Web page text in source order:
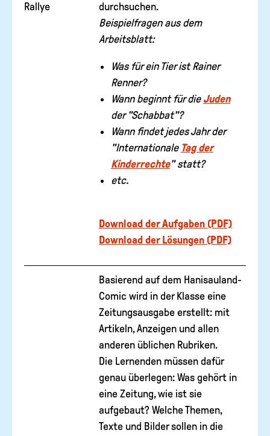
Rallye
durchsuchen.
Beispielfragen aus dem
Arbeitsblatt:
Was für ein Tier ist Rainer
Renner?
Wann beginnt für die Juden
der "Schabbat"?
Wann findet jedes Jahr der
"Internationale Tag der
Kinderrechte" statt?
etc.
Download der Aufgaben (PDF)
Download der Lösungen (PDF)
Basierend auf dem Hanisauland-
Comic wird in der Klasse eine
Zeitungsausgabe erstellt: mit
Artikeln, Anzeigen und allen
anderen üblichen Rubriken.
Die Lernenden müssen dafür
genau überlegen: Was gehört in
eine Zeitung, wie ist sie
aufgebaut? Welche Themen,
Texte und Bilder sollen in die